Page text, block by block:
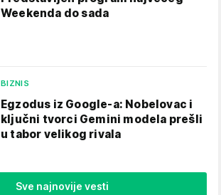
Weekenda do sada
BIZNIS
Egzodus iz Google-a: Nobelovac i
ključni tvorci Gemini modela prešli
u tabor velikog rivala
Sve najnovije vesti